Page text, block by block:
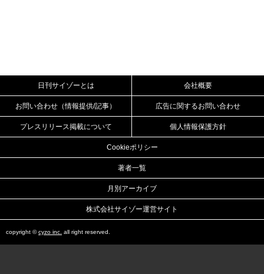
日刊サイゾーとは 会社概要
お問い合わせ（情報提供/記事） 広告に関するお問い合わせ
プレスリリース掲載について 個人情報保護方針
Cookieポリシー
著者一覧
月別アーカイブ
株式会社サイゾー運営サイト
copyright ©cyzo inc. all right reserved.